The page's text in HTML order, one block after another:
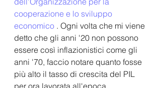
cooperazione e lo sviluppo
economico . Ogni volta che mi viene
detto che gli anni '20 non possono
essere così inflazionistici come gli
anni '70, faccio notare quanto fosse
più alto il tasso di crescita del PIL
per ora lavorata all'epoca.